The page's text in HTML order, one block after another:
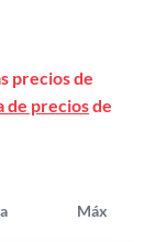
Máx
precios de
de preciosde